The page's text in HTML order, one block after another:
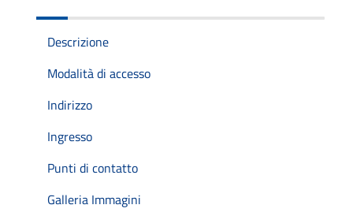
Descrizione
Modalità di accesso
Indirizzo
Ingresso
Punti di contatto
Galleria Immagini